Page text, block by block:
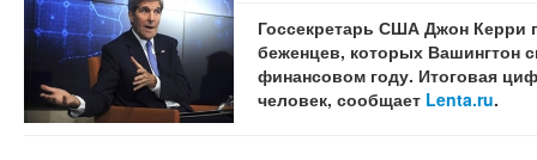
Госсекретарь США Джон Керри
беженцев, которых Вашингтон
финансовом году. Итоговая
человек, сообщает Lenta.ru.